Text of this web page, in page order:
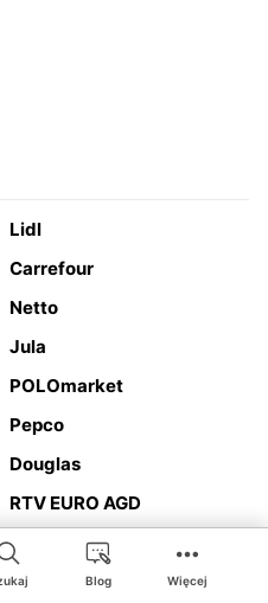
Blog Więcej
Lidl
Carrefour
Netto
Jula
POLOmarket
Pepco
Douglas
RTV EURO AGD
Media Expert
Media Markt